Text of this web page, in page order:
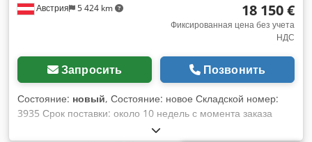
Австрия 5 424 km 18 150 €
Фиксированная цена без учета
НДС
Запросить Позвонить
Состояние: новый, Состояние: новое Складской номер:
3935 Срок поставки: около 10 недель с момента заказа
Страна происхождения: Испания Цена: 18 150 €